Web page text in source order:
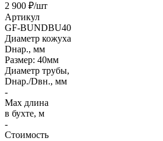
2 900 ₽/шт
Артикул
GF-BUNDBU40
Диаметр кожуха
Dнар., мм
Размер: 40мм
Диаметр трубы,
Dнар./Dвн., мм
-
Max длина
в бухте, м
-
Стоимость